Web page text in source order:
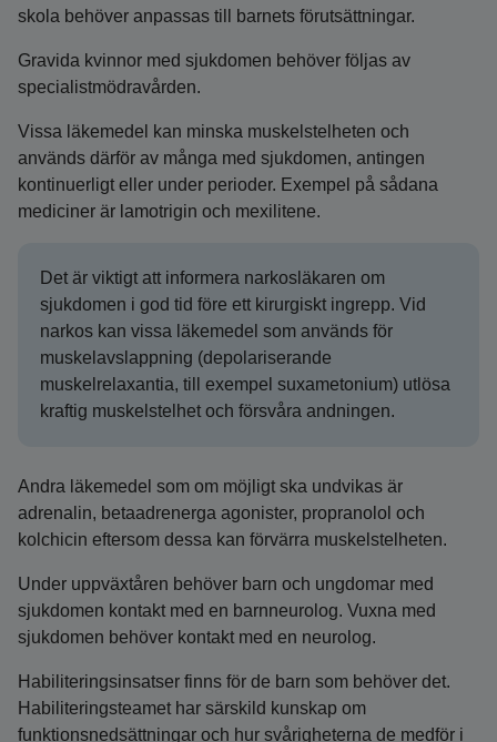
skola behöver anpassas till barnets förutsättningar.
Gravida kvinnor med sjukdomen behöver följas av
specialistmödravården.
Vissa läkemedel kan minska muskelstelheten och
används därför av många med sjukdomen, antingen
kontinuerligt eller under perioder. Exempel på sådana
mediciner är lamotrigin och mexilitene.
Det är viktigt att informera narkosläkaren om
sjukdomen i god tid före ett kirurgiskt ingrepp. Vid
narkos kan vissa läkemedel som används för
muskelavslappning (depolariserande
muskelrelaxantia, till exempel suxametonium) utlösa
kraftig muskelstelhet och försvåra andningen.
Andra läkemedel som om möjligt ska undvikas är
adrenalin, betaadrenerga agonister, propranolol och
kolchicin eftersom dessa kan förvärra muskelstelheten.
Under uppväxtåren behöver barn och ungdomar med
sjukdomen kontakt med en barnneurolog. Vuxna med
sjukdomen behöver kontakt med en neurolog.
Habiliteringsinsatser finns för de barn som behöver det.
Habiliterings­teamet har särskild kunskap om
funktionsnedsättningar och hur svårigheterna de medför i